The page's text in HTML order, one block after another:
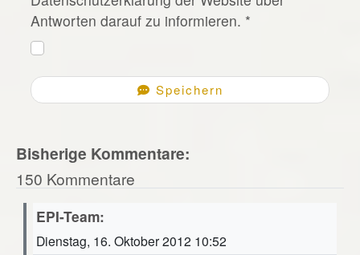
Antworten darauf zu informieren. *
Speichern
Bisherige Kommentare:
150 Kommentare
EPI-Team:
Dienstag, 16. Oktober 2012 10:52